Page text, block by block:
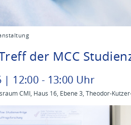
der MCC
| 12:00 - 13:00 Uhr
CMI, Haus 16, Ebene 3, Theodor-